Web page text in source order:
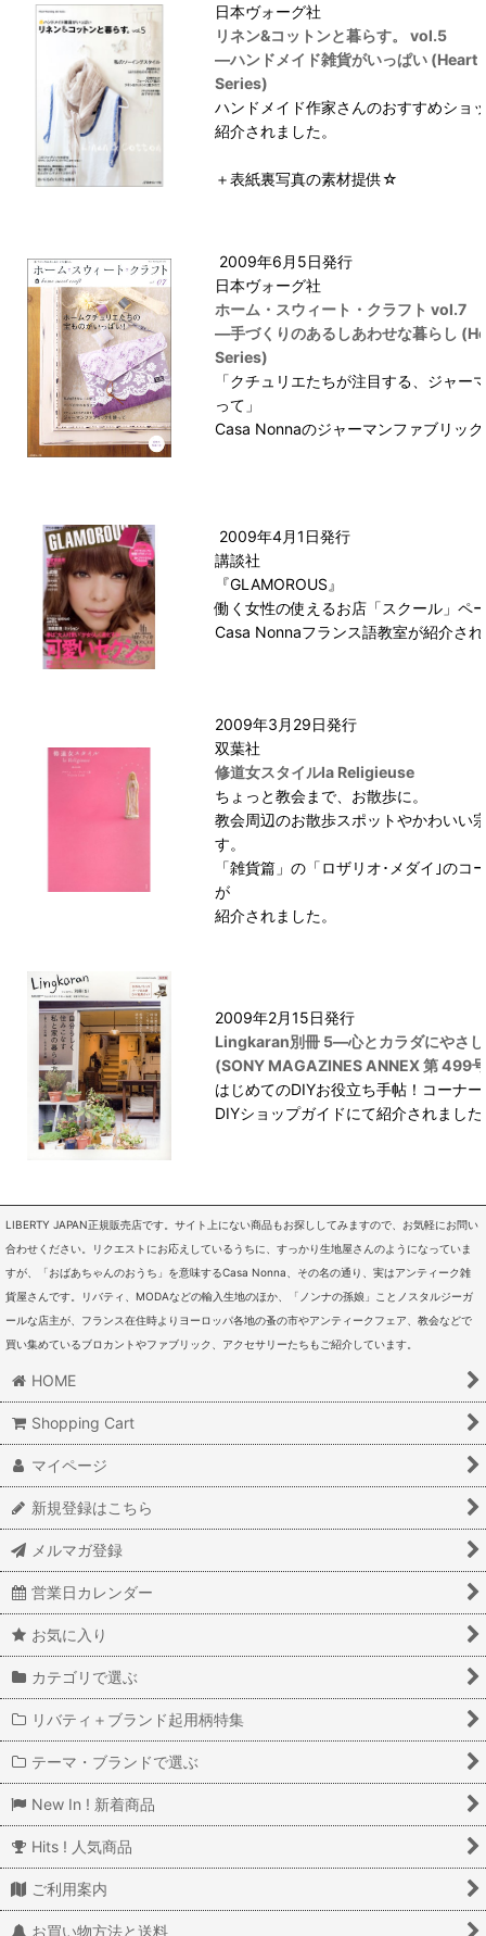
日本ヴォーグ社
リネン&コットンと暮らす。 vol.5
―ハンドメイド雑貨がいっぱい (Heart
Series)
ハンドメイド作家さんのおすすめショ
紹介されました。
＋表紙裏写真の素材提供☆
2009年6月5日発行
日本ヴォーグ社
ホーム・スウィート・クラフト vol.7
―手づくりのあるしあわせな暮らし
Series)
「クチュリエたちが注目する、ジャー
って」
Casa Nonnaのジャーマンファブリッ
2009年4月1日発行
講談社
『GLAMOROUS』
働く女性の使えるお店「スクール」ペ
Casa Nonnaフランス語教室が紹介さ
2009年3月29日発行
双葉社
修道女スタイルla Religieuse
ちょっと教会まで、お散歩に。
教会周辺のお散歩スポットやかわいい
す。
「雑貨篇」の「ロザリオ･メダイ｣のコ
が
紹介されました。
2009年2月15日発行
Lingkaran別冊 5―心とカラダにやさ
(SONY MAGAZINES ANNEX 第 499
はじめてのDIYお役立ち手帖！コーナー
DIYショップガイドにて紹介されまし
LIBERTY JAPAN正規販売店です。サイト上にない商品もお探ししてみますので、お気軽にお問い
合わせください。リクエストにお応えしているうちに、すっかり生地屋さんのようになっていま
すが、「おばあちゃんのおうち」を意味するCasa Nonna、その名の通り、実はアンティーク雑
貨屋さんです。リバティ、MODAなどの輸入生地のほか、「ノンナの孫娘」ことノスタルジーガ
ールな店主が、フランス在住時よりヨーロッパ各地の蚤の市やアンティークフェア、教会などで
買い集めているブロカントやファブリック、アクセサリーたちもご紹介しています。
HOME
Shopping Cart
マイページ
新規登録はこちら
メルマガ登録
営業日カレンダー
お気に入り
カテゴリで選ぶ
リバティ＋ブランド起用柄特集
テーマ・ブランドで選ぶ
New In ! 新着商品
Hits ! 人気商品
ご利用案内
お買い物方法と送料